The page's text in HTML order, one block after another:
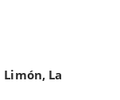
Limón, La